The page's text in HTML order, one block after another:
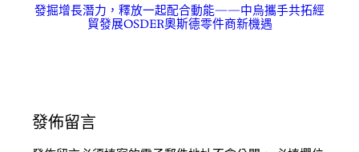
發掘增長潛力，釋放一起配合動能——中烏攜手共拓經
貿發展OSDER奧斯德零件商新機遇
發佈留言